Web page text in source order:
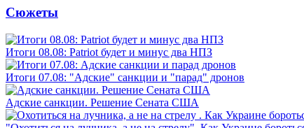
Сюжеты
Итоги 08.08: Patriot будет и минус два НПЗ
Итоги 07.08: "Адские" санкции и "парад" дронов
Адские санкции. Решение Сената США